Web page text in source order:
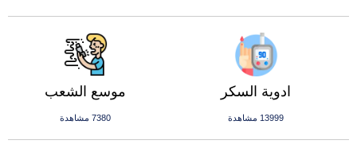
موسع الشعب
7380 مشاهدة
ادوية السكر
13999 مشاهدة